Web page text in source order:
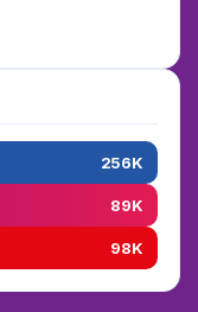
256K
89K
98K